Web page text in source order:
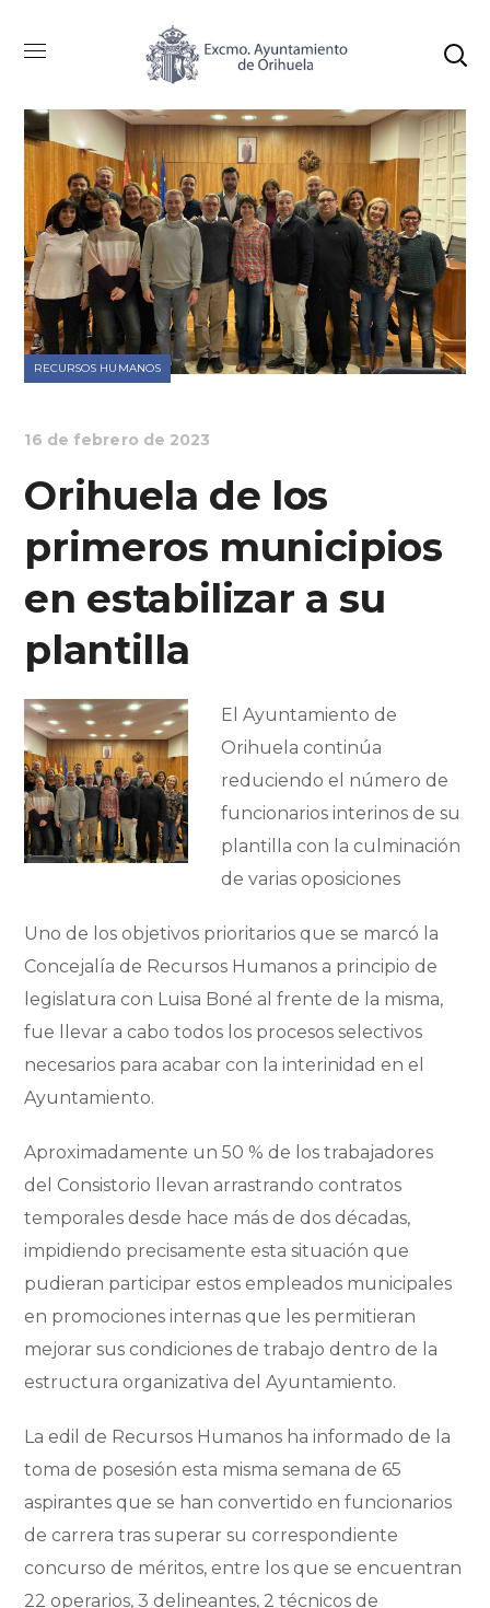
RECURSOS HUMANOS
16 de febrero de 2023
Orihuela de los
primeros municipios
en estabilizar a su
plantilla
El Ayuntamiento de
Orihuela continúa
reduciendo el número de
funcionarios interinos de su
plantilla con la culminación
de varias oposiciones
Uno de los objetivos prioritarios que se marcó la
Concejalía de Recursos Humanos a principio de
legislatura con Luisa Boné al frente de la misma,
fue llevar a cabo todos los procesos selectivos
necesarios para acabar con la interinidad en el
Ayuntamiento.
Aproximadamente un 50 % de los trabajadores
del Consistorio llevan arrastrando contratos
temporales desde hace más de dos décadas,
impidiendo precisamente esta situación que
pudieran participar estos empleados municipales
en promociones internas que les permitieran
mejorar sus condiciones de trabajo dentro de la
estructura organizativa del Ayuntamiento.
La edil de Recursos Humanos ha informado de la
toma de posesión esta misma semana de 65
aspirantes que se han convertido en funcionarios
de carrera tras superar su correspondiente
concurso de méritos, entre los que se encuentran
22 operarios, 3 delineantes, 2 técnicos de